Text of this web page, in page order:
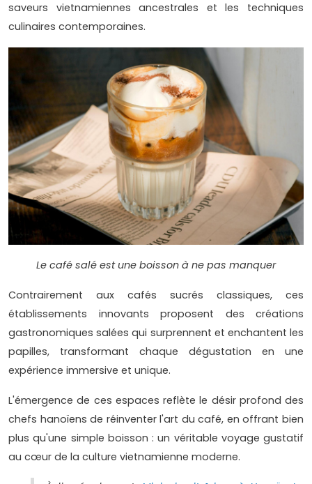
saveurs vietnamiennes ancestrales et les techniques
culinaires contemporaines.
Le café salé est une boisson à ne pas manquer
Contrairement aux cafés sucrés classiques, ces
établissements innovants proposent des créations
gastronomiques salées qui surprennent et enchantent les
papilles, transformant chaque dégustation en une
expérience immersive et unique.
L'émergence de ces espaces reflète le désir profond des
chefs hanoïens de réinventer l'art du café, en offrant bien
plus qu'une simple boisson : un véritable voyage gustatif
au cœur de la culture vietnamienne moderne.